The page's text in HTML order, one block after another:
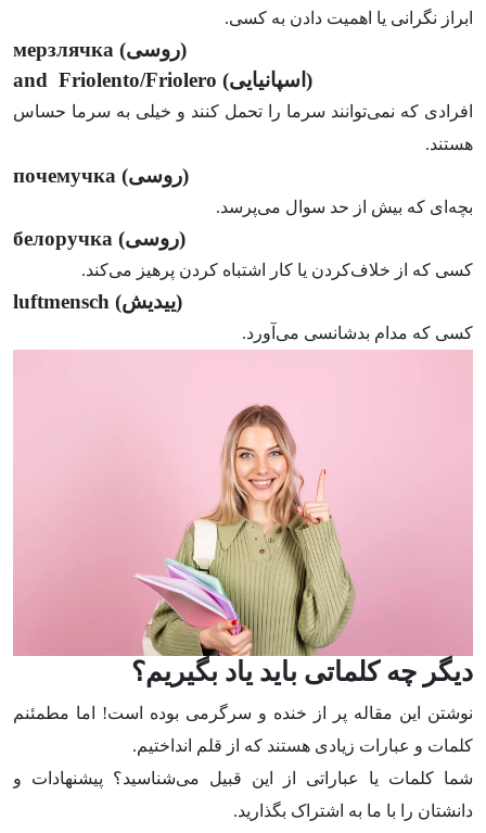
ابراز نگرانی یا اهمیت دادن به کسی.
мерзлячка (روسی)
and Friolento/Friolero (اسپانیایی)
افرادی که نمی‌توانند سرما را تحمل کنند و خیلی به سرما حساس
هستند.
почемучка (روسی)
بچه‌ای که بیش از حد سوال می‌پرسد.
белоручка (روسی)
کسی که از خلاف‌کردن یا کار اشتباه کردن پرهیز می‌کند.
luftmensch (ییدیش)
کسی که مدام بدشانسی می‌آورد.
دیگر چه کلماتی باید یاد بگیریم؟
نوشتن این مقاله پر از خنده و سرگرمی بوده است! اما مطمئنم
کلمات و عبارات زیادی هستند که از قلم انداختیم.
شما کلمات یا عباراتی از این قبیل می‌شناسید؟ پیشنهادات و
دانشتان را با ما به اشتراک بگذارید.